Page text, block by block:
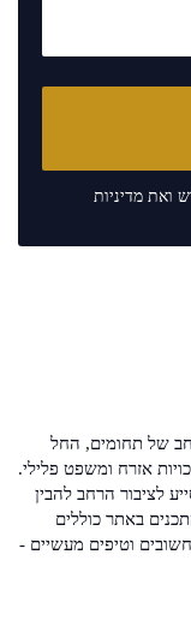
ואת מדיניות
של תחומים, החל
אזרח ומשפט פלילי.
לציבור הרחב להבין
באתר כוללים
וטיפים מעשיים -